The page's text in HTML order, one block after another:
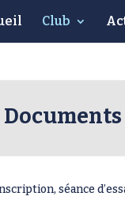
Club
séance